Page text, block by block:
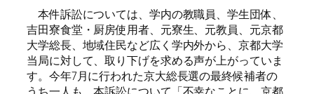
本件訴訟については、学内の教職員、学生団体、
吉田寮食堂・厨房使用者、元寮生、元教員、元京都
大学総長、地域住民など広く学内外から、京都大学
当局に対して、取り下げを求める声が上がっていま
す。今年7月に行われた京大総長選の最終候補者の